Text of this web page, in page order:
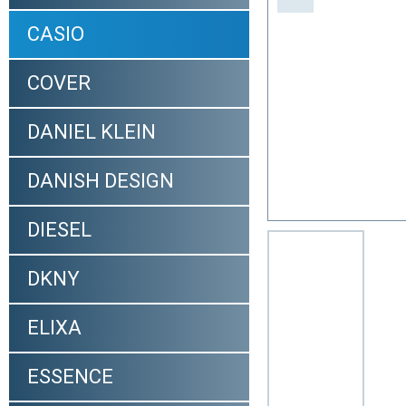
CASIO
COVER
DANIEL KLEIN
DANISH DESIGN
DIESEL
DKNY
ELIXA
ESSENCE